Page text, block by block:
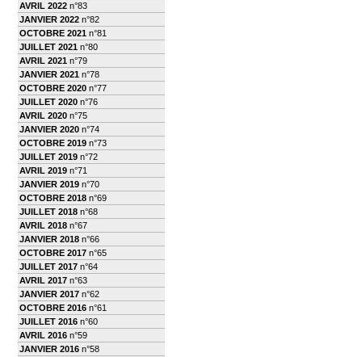
AVRIL 2022 n°83
JANVIER 2022 n°82
OCTOBRE 2021 n°81
JUILLET 2021 n°80
AVRIL 2021 n°79
JANVIER 2021 n°78
OCTOBRE 2020 n°77
JUILLET 2020 n°76
AVRIL 2020 n°75
JANVIER 2020 n°74
OCTOBRE 2019 n°73
JUILLET 2019 n°72
AVRIL 2019 n°71
JANVIER 2019 n°70
OCTOBRE 2018 n°69
JUILLET 2018 n°68
AVRIL 2018 n°67
JANVIER 2018 n°66
OCTOBRE 2017 n°65
JUILLET 2017 n°64
AVRIL 2017 n°63
JANVIER 2017 n°62
OCTOBRE 2016 n°61
JUILLET 2016 n°60
AVRIL 2016 n°59
JANVIER 2016 n°58